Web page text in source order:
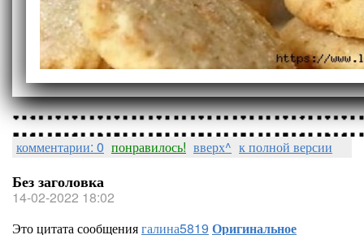
комментарии: 0 понравилось! вверх^ к полной версии
Без заголовка
14-02-2022 18:02
Это цитата сообщениягалина5819 Оригинальное